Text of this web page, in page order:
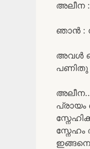
അലീന :
ഞാൻ :
അവൾ
പണിതു